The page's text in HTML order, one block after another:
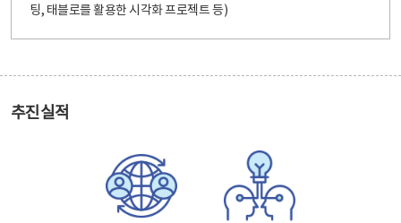
팅, 태블로를 활용한 시각화 프로젝트 등)
추진실적